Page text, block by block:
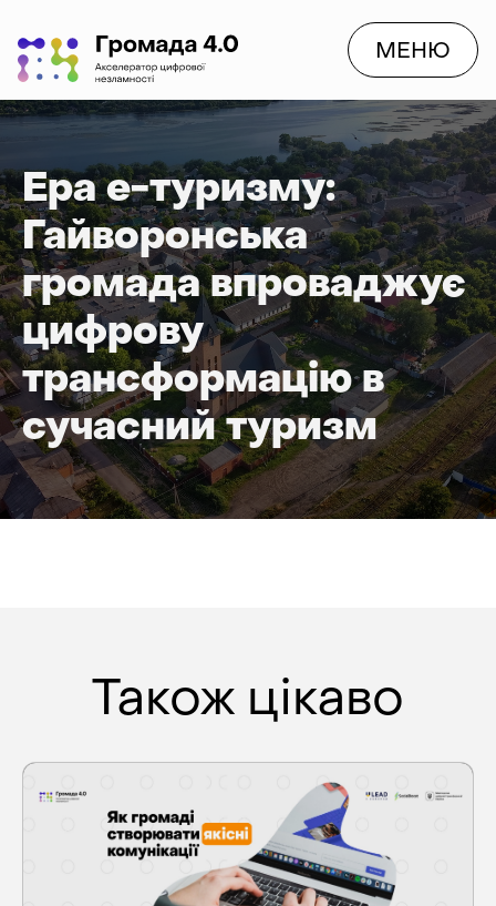
МЕНЮ
Ера е-туризму:
Гайворонська
громада впроваджує
цифрову
трансформацію в
сучасний туризм
Також цікаво